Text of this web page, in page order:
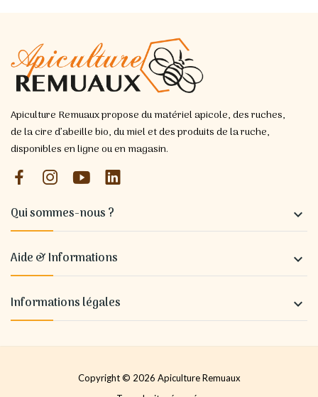
Apiculture Remuaux propose du matériel apicole, des ruches,
de la cire d’abeille bio, du miel et des produits de la ruche,
disponibles en ligne ou en magasin.
Qui sommes-nous ? 
Aide & Informations 
Informations légales 
Copyright © 2026 Apiculture Remuaux